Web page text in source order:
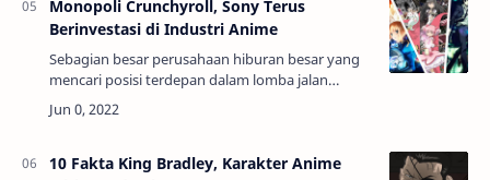
Monopoli Crunchyroll, Sony Terus
Berinvestasi di Industri Anime
Sebagian besar perusahaan hiburan besar yang
mencari posisi terdepan dalam lomba jalan
streaming global memiliki strategi go-big-or-go-
go-home, mereka membangun kendaraan besar
10 Fakta King Bradley, Karakter Anime